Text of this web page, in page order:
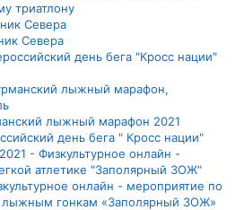
триатлону
Севера
Севера
день бега "Кросс нации"
лыжный марафон,
лыжный марафон 2021
день бега " Кросс нации"
- Физкультурное онлайн -
атлетике "Заполярный ЗОЖ"
онлайн - мероприятие по
лыжным гонкам «Заполярный ЗОЖ»